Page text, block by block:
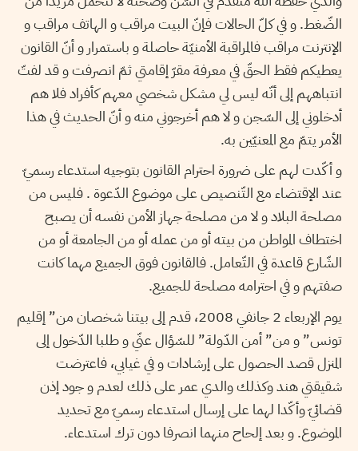
الضّغط. و في كلّ الحالات فإنّ البيت مراقب و الهاتف مراقب و
الإنترنت مراقب فالمراقبة الأمنيّة حاصلة و باستمرار و أنّ القانون
يعطيكم فقط الحقّ في معرفة مقرّ إقامتي ثمّ انصرفت و قد لفتّ
انتباههم إلى أنّه ليس لي مشكل شخصي معهم كأفراد فلا هم
أدخلوني إلى السّجن و لا هم أخرجوني منه و أنّ الحديث في هذا
الأمر يتمّ مع المعنيّين به.
و أكّدت لهم على ضرورة احترام القانون بتوجيه استدعاء رسميّ
عند الإقتضاء مع التّنصيص على موضوع الدّعوة . فليس من
مصلحة البلاد و لا من مصلحة جهاز الأمن نفسه أن يصبح
اختطاف المواطن من بيته أو من عمله أو من الجامعة أو من
الشّارع قاعدة في التّعامل. فالقانون فوق الجميع مهما كانت
صفتهم و في احترامه مصلحة للجميع.
يوم الإربعاء 2 جانفي 2008، قدم إلى بيتنا شخصان من” إقليم
تونس” و من” أمن الدّولة” للسّؤال عنّي و طلبا الدّخول إلى
المنزل قصد الحصول على إرشادات و في غيابي، فاعترضت
شقيقتي هند وكذلك والدي عمر على ذلك لعدم و جود إذن
قضائيّ وأكّدا لهما على إرسال استدعاء رسميّ مع تحديد
الموضوع. و بعد إلحاح منهما انصرفا دون ترك استدعاء.